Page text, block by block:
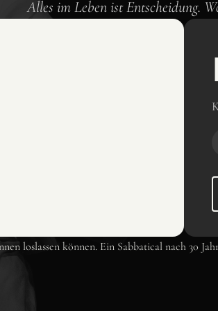
Alles im Leben ist Entscheidung.
loslassen können. Ein Sabbatical nach 30